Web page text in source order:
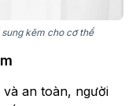
kẽm cho cơ thể
an toàn, người